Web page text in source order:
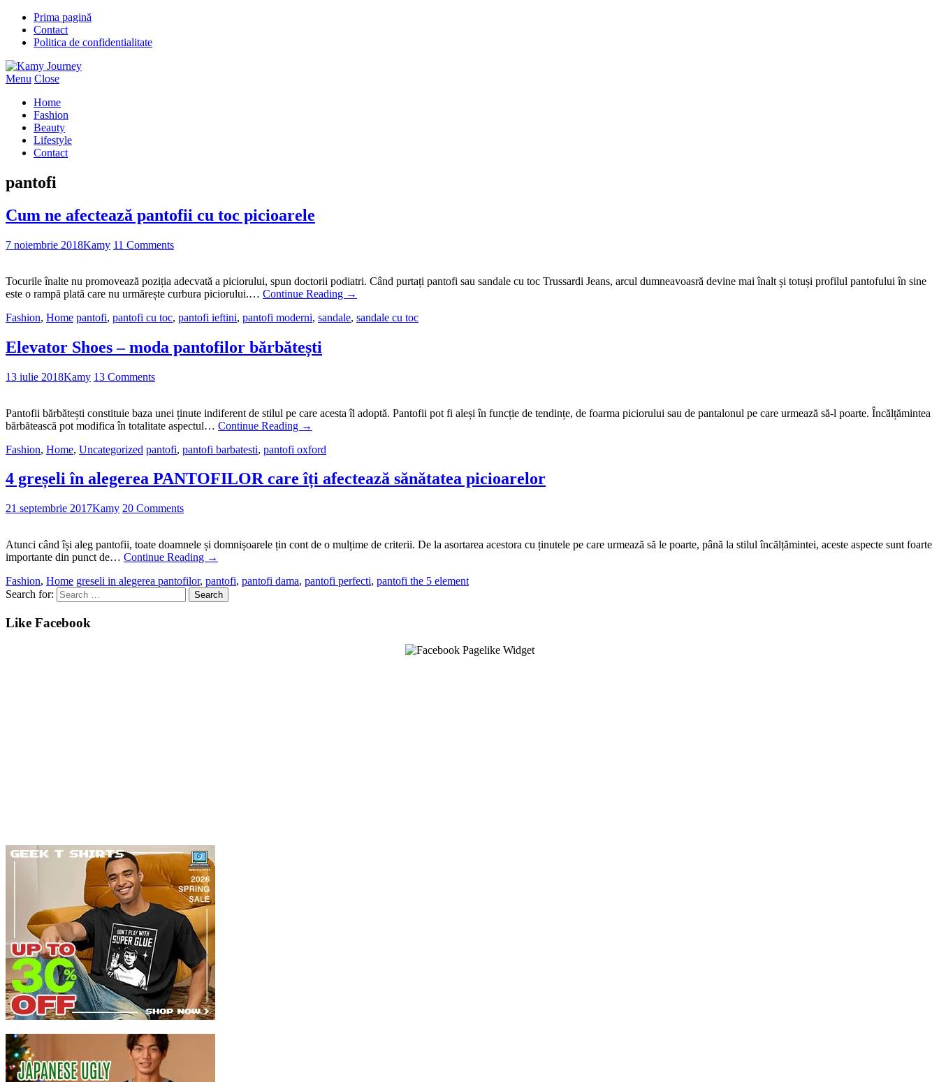
Prima pagină
Contact
Politica de confidentialitate
Menu Close
Home
Fashion
Beauty
Lifestyle
Contact
pantofi
Cum ne afectează pantofii cu toc picioarele
7 noiembrie 2018Kamy 11 Comments
Tocurile înalte nu promovează poziția adecvată a piciorului, spun doctorii podiatri. Când purtați pantofi sau sandale cu toc Trussardi Jeans, arcul dumneavoasră devine mai înalt și totuși profilul pantofului în sine
este o rampă plată care nu urmărește curbura piciorului.… Continue Reading →
Fashion, Home pantofi, pantofi cu toc, pantofi ieftini, pantofi moderni, sandale, sandale cu toc
Elevator Shoes – moda pantofilor bărbătești
13 iulie 2018Kamy 13 Comments
Pantofii bărbătești constituie baza unei ținute indiferent de stilul pe care acesta îl adoptă. Pantofii pot fi aleși în funcție de tendințe, de foarma piciorului sau de pantalonul pe care urmează să-l poarte. Încălțămintea
bărbătească pot modifica în totalitate aspectul… Continue Reading →
Fashion, Home, Uncategorized pantofi, pantofi barbatesti, pantofi oxford
4 greșeli în alegerea PANTOFILOR care îți afectează sănătatea picioarelor
21 septembrie 2017Kamy 20 Comments
Atunci când își aleg pantofii, toate doamnele și domnișoarele țin cont de o mulțime de criterii. De la asortarea acestora cu ținutele pe care urmează să le poarte, până la stilul încălțămintei, aceste aspecte sunt foarte
importante din punct de… Continue Reading →
Fashion, Home greseli in alegerea pantofilor, pantofi, pantofi dama, pantofi perfecti, pantofi the 5 element
Search for:
Like Facebook